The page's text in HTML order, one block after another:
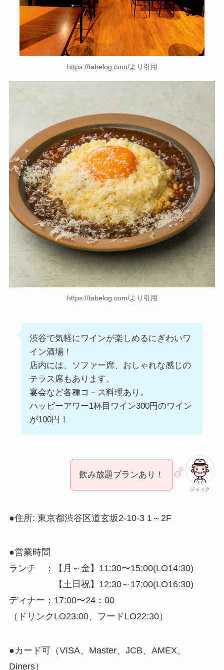
https://tabelog.com/より引用
https://tabelog.com/より引用
渋谷で気軽にワインが楽しめるにぎわいワ
イン酒場！
店内には、ソファー席、おしゃれな感じの
テラス席もあります。
宴会など各種コ－ス料理あり。
ハッピーアワー1杯目ワイン300円のワイン
が100円！
ジャック
飲み放題プランあり！
●住所: 東京都渋谷区道玄坂2-10-3 1～2F
●営業時間
ランチ ：【月～金】11:30〜15:00(LO14:30)
【土日祝】12:30～17:00(LO16:30)
ディナー：17:00〜24：00
（ドリンクLO23:00、フードLO22:30）
●カード可（VISA、Master、JCB、AMEX、
Diners）